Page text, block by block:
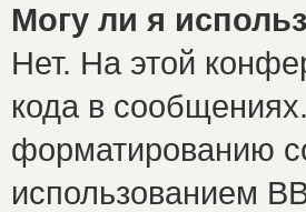
Могу ли я
Нет. На этой
кода в
форматированию
использованием